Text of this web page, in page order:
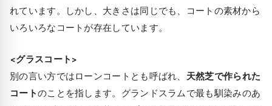
れています。しかし、大きさは同じでも、コートの素材から
いろいろなコートが存在しています。
<グラスコート>
別の言い方ではローンコートとも呼ばれ、 天然芝で作られた
コートのことを指します。グランドスラムで最も馴染みのあ